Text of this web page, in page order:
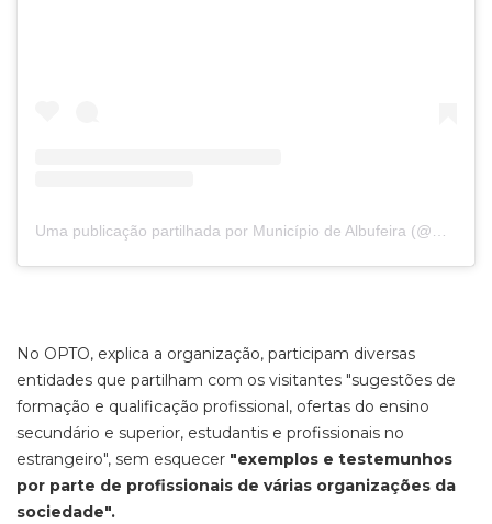
Uma publicação partilhada por Município de Albufeira (@municipio_albufeira)
No OPTO, explica a organização, participam diversas
entidades que partilham com os visitantes "sugestões de
formação e qualificação profissional, ofertas do ensino
secundário e superior, estudantis e profissionais no
estrangeiro", sem esquecer "exemplos e testemunhos
por parte de profissionais de várias organizações da
sociedade".